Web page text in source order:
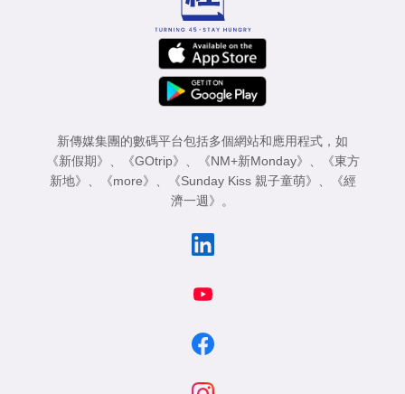
新傳媒集團的數碼平台包括多個網站和應用程式，如
《新假期》
《GOtrip》 《NM+新Monday》
《東方
新地》
《more》 《Sunday Kiss 親子童萌》
《經
濟一週》
。